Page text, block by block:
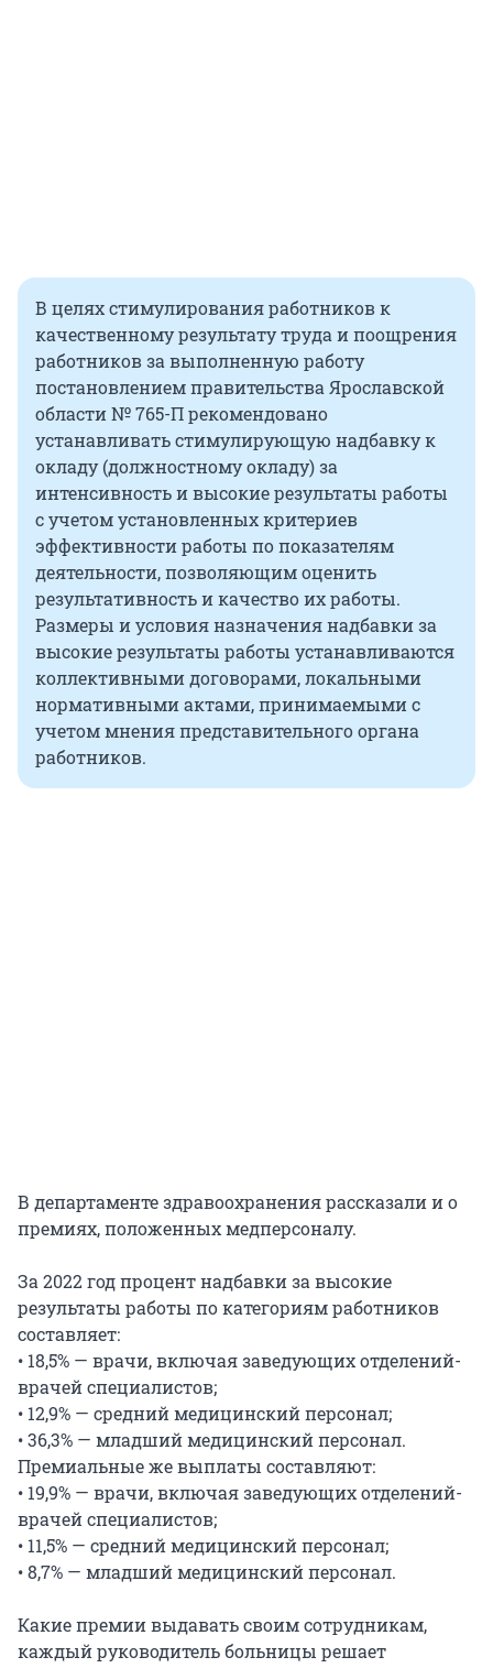
В целях стимулирования работников к
качественному результату труда и поощрения
работников за выполненную работу
постановлением правительства Ярославской
области № 765-П рекомендовано
устанавливать стимулирующую надбавку к
окладу (должностному окладу) за
интенсивность и высокие результаты работы
с учетом установленных критериев
эффективности работы по показателям
деятельности, позволяющим оценить
результативность и качество их работы.
Размеры и условия назначения надбавки за
высокие результаты работы устанавливаются
коллективными договорами, локальными
нормативными актами, принимаемыми с
учетом мнения представительного органа
работников.
В департаменте здравоохранения рассказали и о
премиях, положенных медперсоналу.
За 2022 год процент надбавки за высокие
результаты работы по категориям работников
составляет:
• 18,5% — врачи, включая заведующих отделений-
врачей специалистов;
• 12,9% — средний медицинский персонал;
• 36,3% — младший медицинский персонал.
Премиальные же выплаты составляют:
• 19,9% — врачи, включая заведующих отделений-
врачей специалистов;
• 11,5% — средний медицинский персонал;
• 8,7% — младший медицинский персонал.
Какие премии выдавать своим сотрудникам,
каждый руководитель больницы решает